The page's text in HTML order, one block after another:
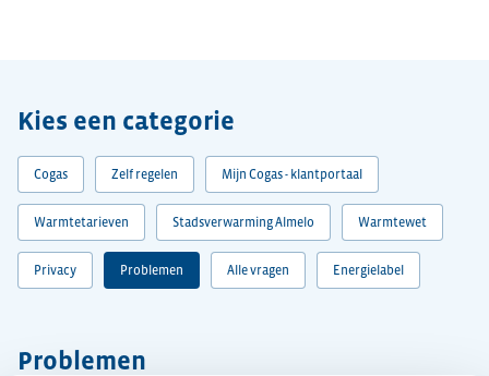
Kies een categorie
Cogas Zelf regelen Mijn Cogas - klantportaal
Warmtetarieven Stadsverwarming Almelo Warmtewet
Privacy Problemen Alle vragen Energielabel
Problemen